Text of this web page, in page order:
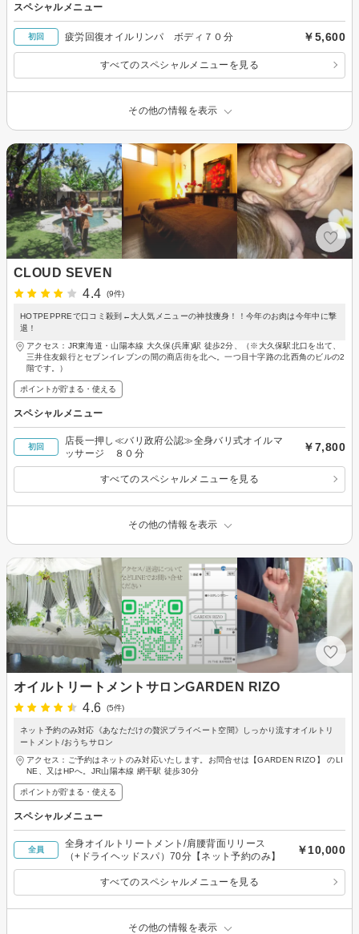
スペシャルメニュー
初回 疲労回復オイルリンパ ボディ７０分 ￥5,600
すべてのスペシャルメニューを見る
その他の情報を表示
CLOUD SEVEN
4.4
(9件)
HOTPEPPREで口コミ殺到←大人気メニューの神技痩身！！今年のお肉は今年中に撃
退！
アクセス：JR東海道・山陽本線 大久保(兵庫)駅 徒歩2分、（※大久保駅北口を出て、
三井住友銀行とセブンイレブンの間の商店街を北へ。一つ目十字路の北西角のビルの2
階です。）
ポイントが貯まる・使える
スペシャルメニュー
初回
店長一押し≪バリ政府公認≫全身バリ式オイルマ
ッサージ ８０分
￥7,800
すべてのスペシャルメニューを見る
その他の情報を表示
オイルトリートメントサロンGARDEN RIZO
4.6
(5件)
ネット予約のみ対応《あなただけの贅沢プライベート空間》しっかり流すオイルトリ
ートメント/おうちサロン
アクセス：ご予約はネットのみ対応いたします。お問合せは【GARDEN RIZO】 のLI
NE、又はHPへ。JR山陽本線 網干駅 徒歩30分
ポイントが貯まる・使える
スペシャルメニュー
全員
全身オイルトリートメント/肩腰背面リリース
（+ドライヘッドスパ）70分【ネット予約のみ】
￥10,000
すべてのスペシャルメニューを見る
その他の情報を表示